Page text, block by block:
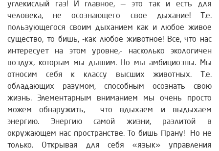
углекислый газ! И главное, — это так и есть для
человека, не осознающего свое дыхание! Т.е.
пользующегося своим дыханием как и любое живое
существо, то бишь, -как любое животное! Все, что нас
интересует на этом уровне,- насколько экологичен
воздух, которым мы дышим. Но мы амбициозны. Мы
относим себя к классу высших животных. Т.е.
обладающих разумом, способным осознать свою
жизнь. Элементарным вниманием мы очень просто
можем обнаружить, что вдыхаем и выдыхаем
энергию. Энергию самой жизни, разлитой в
окружающем нас пространстве. То бишь Прану! Но не
только. Открывая для себя «язык» управления